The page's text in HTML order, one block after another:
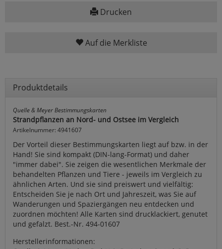
Drucken
Auf die Merkliste
Produktdetails
Quelle & Meyer Bestimmungskarten
Strandpflanzen an Nord- und Ostsee im Vergleich
Artikelnummer: 4941607
Der Vorteil dieser Bestimmungskarten liegt auf bzw. in der
Hand! Sie sind kompakt (DIN-lang-Format) und daher
"immer dabei". Sie zeigen die wesentlichen Merkmale der
behandelten Pflanzen und Tiere - jeweils im Vergleich zu
ähnlichen Arten. Und sie sind preiswert und vielfältig:
Entscheiden Sie je nach Ort und Jahreszeit, was Sie auf
Wanderungen und Spaziergängen neu entdecken und
zuordnen möchten! Alle Karten sind drucklackiert, genutet
und gefalzt. Best.-Nr. 494-01607
Herstellerinformationen: